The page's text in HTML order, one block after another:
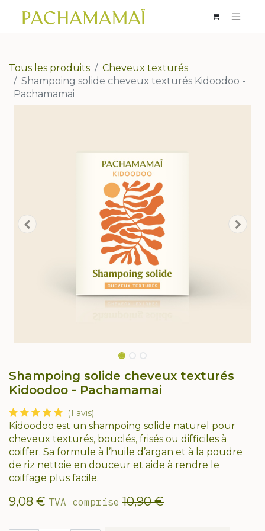
Tous les produits
Cheveux texturés
Shampoing solide cheveux texturés Kidoodoo -
Pachamamai
Shampoing solide cheveux texturés
Kidoodoo - Pachamamai
(1 avis)
Kidoodoo est un shampoing solide naturel pour
cheveux texturés, bouclés, frisés ou difficiles à
coiffer. Sa formule à l’huile d’argan et à la poudre
de riz nettoie en douceur et aide à rendre le
coiffage plus facile.
9,08 € TVA comprise 10,90€